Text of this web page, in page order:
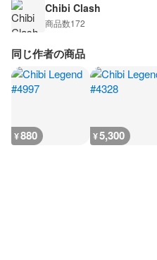
Chibi Clash
商品数172
同じ作者の商品
¥880 ¥5,300